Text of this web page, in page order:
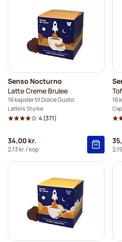
Senso Nocturno
Latte Creme Brulee
16 kapsler til Dolce Gusto
Latte 4 Styrke
4(371)
34,00 kr.
2,13 kr./ kop
16